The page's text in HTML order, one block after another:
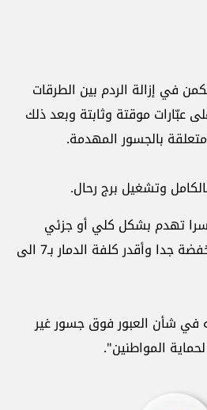
في إزالة الردم بين الطرقات
عبّارات موقتة وثابتة وبعد ذلك
بالجسور المهدمة.
وتشغيل برج رحال.
أكثر من 15 جسرا تهدم بشكل كلي أو جزئي
وموزانة وزارة الاشغال منخفضة جدا وأقدر كلفة الدمار بـ7 الى
في شأن العبور فوق جسور غير
المواطنين".